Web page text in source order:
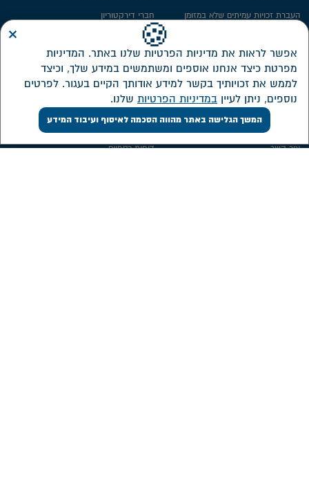
חברי דירקטוריון
ועדת השקעות
ועדת הביקורת
ממונה על פניות הציבור
מבנה אחזקות
אזור אישי דירקטורים ונושאי משרה
העברת זכויות עמיתים שלא במזומן
מידע סטטיסטי
מדיניות פרטיות​
השקעות
דוחות כספיים
שירות לקוחות
צור קשר
🍪
אפשר לראות את מדיניות הפרטיות שלנו באתר. המדיניות
מפרטת כיצד אנחנו אוספים ומשתמשים במידע שלך, וכיצד
לממש את זכויותיך בקשר למידע אודותך הקיים בעגור. לפרטים
נוספים, ניתן לעיין במדיניות הפרטיות שלנו.
המשך הגלישה באתר מהווה הסכמה לאיסוף ועיבוד המידע
×